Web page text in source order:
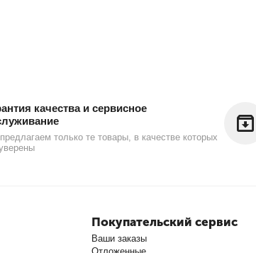
качества и сервисное
только те товары, в качестве которых
Покупательский сервис
Ваши заказы